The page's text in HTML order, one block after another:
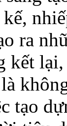
ra
kết
tạo